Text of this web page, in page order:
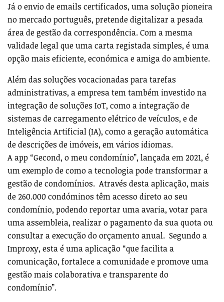
Já o envio de emails certificados, uma solução pioneira
no mercado português, pretende digitalizar a pesada
área de gestão da correspondência. Com a mesma
validade legal que uma carta registada simples, é uma
opção mais eficiente, económica e amiga do ambiente.
Além das soluções vocacionadas para tarefas
administrativas, a empresa tem também investido na
integração de soluções IoT, como a integração de
sistemas de carregamento elétrico de veículos, e de
Inteligência Artificial (IA), como a geração automática
de descrições de imóveis, em vários idiomas.
A app “Gecond, o meu condomínio”, lançada em 2021, é
um exemplo de como a tecnologia pode transformar a
gestão de condomínios. Através desta aplicação, mais
de 260.000 condóminos têm acesso direto ao seu
condomínio, podendo reportar uma avaria, votar para
uma assembleia, realizar o pagamento da sua quota ou
consultar a execução do orçamento anual. Segundo a
Improxy, esta é uma aplicação “que facilita a
comunicação, fortalece a comunidade e promove uma
gestão mais colaborativa e transparente do
condomínio”.